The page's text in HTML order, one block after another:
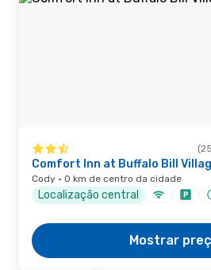
Comfort Inn at Buffalo Bill
Cody · 0 km de centro da cidade
Localização central
Mostrar